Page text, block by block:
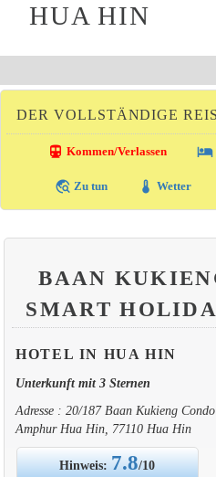
HUA HIN
DER VOLLSTÄNDIGE
directions_transit Kommen/Verlassen local_hotel
travel_explore Zu tun thermostat Wetter
BAAN
SMART
HOTEL IN HUA HIN
Unterkunft mit 3 Sternen
Adresse : 20/187 Baan Kukieng
Amphur Hua Hin, 77110 Hua Hin
Hinweis: 7.8/10